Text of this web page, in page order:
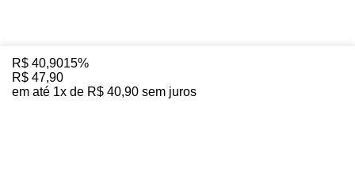
R$ 40,90
R$ 47,90
15%
em até 1x de R$ 40,90 sem juros